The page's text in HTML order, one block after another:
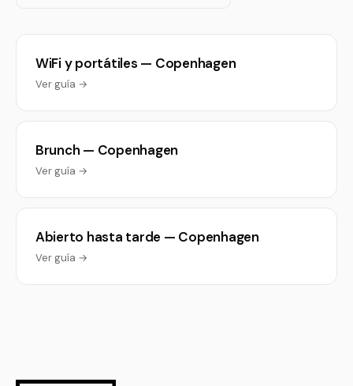
WiFi y portátiles — Copenhagen
Ver guía →
Brunch — Copenhagen
Ver guía →
Abierto hasta tarde — Copenhagen
Ver guía →